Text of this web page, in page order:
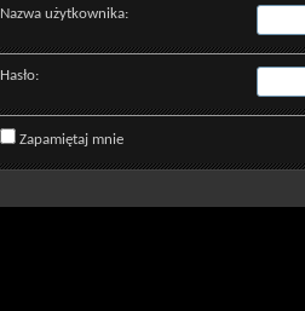
Nazwa użytkownika:
Hasło:
Zapamiętaj mnie